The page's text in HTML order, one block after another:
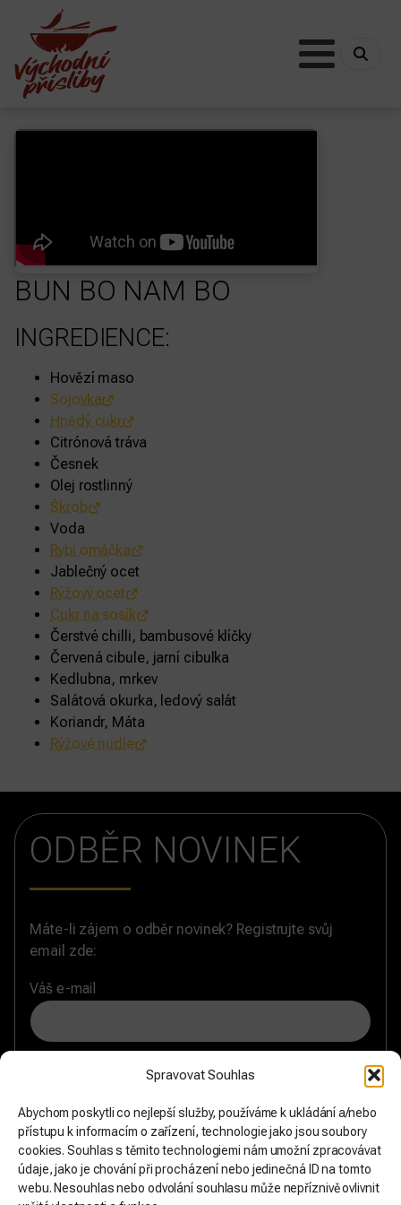
Spravovat Souhlas
Abychom poskytli co nejlepší služby, používáme k ukládání a/nebo
přístupu k informacím o zařízení, technologie jako jsou soubory
cookies. Souhlas s těmito technologiemi nám umožní zpracovávat
údaje, jako je chování při procházení nebo jedinečná ID na tomto
webu. Nesouhlas nebo odvolání souhlasu může nepříznivě ovlivnit
BUN BO NAM BO
INGREDIENCE:
Hovězí maso
Sojovka
Hnědý cukr
Citrónová tráva
Česnek
Olej rostlinný
Škrob
Voda
Rybí omáčka
Jablečný ocet
Rýžový ocet
Cukr na sosík
Čerstvé chilli, bambusové klíčky
Červená cibule, jarní cibulka
Kedlubna, mrkev
Salátová okurka, ledový salát
Koriandr, Máta
Rýžové nudle
ODBĚR NOVINEK
Máte-li zájem o odběr novinek? Registrujte svůj
email zde:
Váš e-mail
chci formulář odeslat.